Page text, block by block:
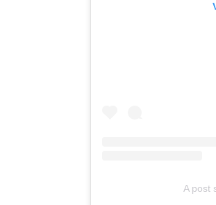
A post